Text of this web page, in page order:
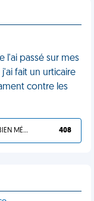
l'ai passé sur mes
fait un urticaire
contre les
TU L'AS BIEN MÉRITÉ 408